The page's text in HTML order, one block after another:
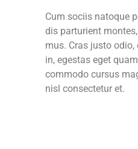
Cum sociis natoque
dis parturient
mus. Cras justo
in, egestas eget
commodo cursus
nisl consectetur et.